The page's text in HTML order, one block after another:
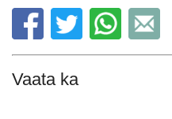
Vaata ka